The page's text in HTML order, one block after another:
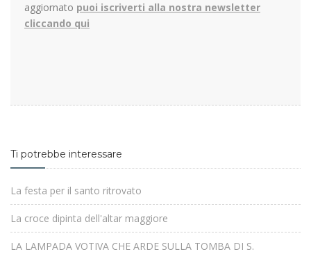
aggiornato puoi iscriverti alla nostra newsletter
cliccando qui
Ti potrebbe interessare
La festa per il santo ritrovato
La croce dipinta dell'altar maggiore
LA LAMPADA VOTIVA CHE ARDE SULLA TOMBA DI S.